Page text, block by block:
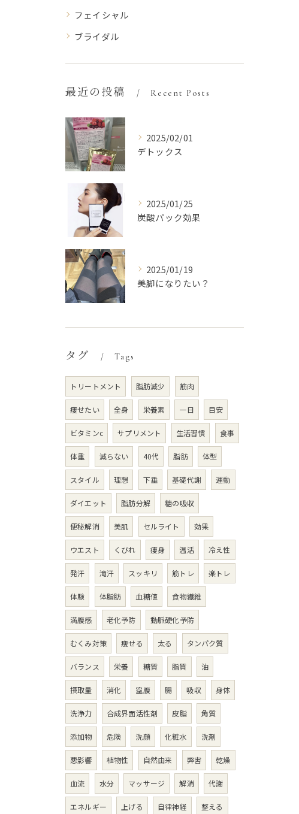
フェイシャル
ブライダル
最近の投稿 Recent Posts
2025/02/01
デトックス
2025/01/25
炭酸パック効果
2025/01/19
美脚になりたい？
タグ Tags
トリートメント 脂肪減少 筋肉
痩せたい 全身 栄養素 一日 目安
ビタミンc サプリメント 生活習慣 食事
体重 減らない 40代 脂肪 体型
スタイル 理想 下垂 基礎代謝 運動
ダイエット 脂肪分解 糖の吸収
便秘解消 美肌 セルライト 効果
ウエスト くびれ 痩身 温活 冷え性
発汗 滝汗 スッキリ 筋トレ 楽トレ
体験 体脂肪 血糖値 食物繊維
満腹感 老化予防 動脈硬化予防
むくみ対策 痩せる 太る タンパク質
バランス 栄養 糖質 脂質 油
摂取量 消化 空腹 腸 吸収 身体
洗浄力 合成界面活性剤 皮脂 角質
添加物 危険 洗顔 化粧水 洗剤
悪影響 植物性 自然由来 弊害 乾燥
血流 水分 マッサージ 解消 代謝
エネルギー 上げる 自律神経 整える